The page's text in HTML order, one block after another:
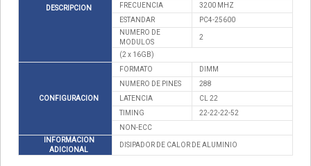
DESCRIPCION
FRECUENCIA
3200 MHZ
ESTANDAR
PC4-25600
NUMERO DE
MODULOS
2
(2 x 16GB)
CONFIGURACION
FORMATO
DIMM
NUMERO DE PINES
288
LATENCIA
CL 22
TIMING
22-22-22-52
NON-ECC
INFORMACION
ADICIONAL
DISIPADOR DE CALOR DE ALUMINIO